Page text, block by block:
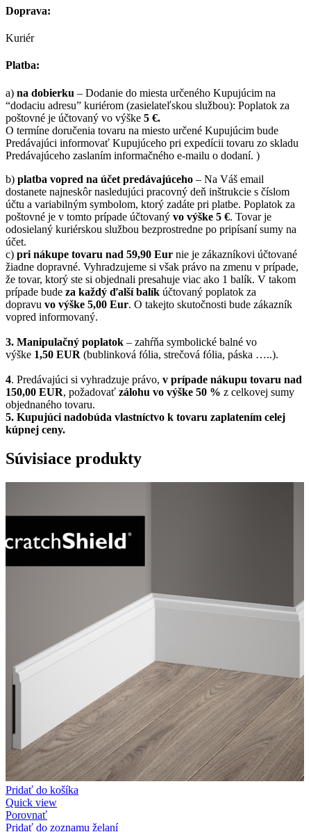
Doprava:
Kuriér
Platba:
a) na dobierku – Dodanie do miesta určeného Kupujúcim na
“dodaciu adresu” kuriérom (zasielateľskou službou): Poplatok za
poštovné je účtovaný vo výške 5 €.
O termíne doručenia tovaru na miesto určené Kupujúcim bude
Predávajúci informovať Kupujúceho pri expedícii tovaru zo skladu
Predávajúceho zaslaním informačného e-mailu o dodaní. )
b) platba vopred na účet predávajúceho – Na Váš email
dostanete najneskôr nasledujúci pracovný deň inštrukcie s číslom
účtu a variabilným symbolom, ktorý zadáte pri platbe. Poplatok za
poštovné je v tomto prípade účtovaný vo výške 5 €. Tovar je
odosielaný kuriérskou službou bezprostredne po pripísaní sumy na
účet.
c) pri nákupe tovaru nad 59,90 Eur nie je zákazníkovi účtované
žiadne dopravné. Vyhradzujeme si však právo na zmenu v prípade,
že tovar, ktorý ste si objednali presahuje viac ako 1 balík. V takom
prípade bude za každý ďalší balík účtovaný poplatok za
dopravu vo výške 5,00 Eur. O takejto skutočnosti bude zákazník
vopred informovaný.
3. Manipulačný poplatok – zahŕňa symbolické balné vo
výške 1,50 EUR (bublinková fólia, strečová fólia, páska …..).
4. Predávajúci si vyhradzuje právo, v prípade nákupu tovaru nad
150,00 EUR, požadovať zálohu vo výške 50 % z celkovej sumy
objednaného tovaru.
5. Kupujúci nadobúda vlastníctvo k tovaru zaplatením celej
kúpnej ceny.
Súvisiace produkty
Pridať do košíka
Quick view
Porovnať
Pridať do zoznamu želaní